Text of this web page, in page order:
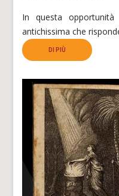
In questa
antichissima che
DI PIÙ